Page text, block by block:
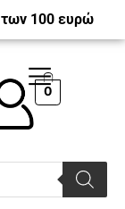
100 ευρώ
0